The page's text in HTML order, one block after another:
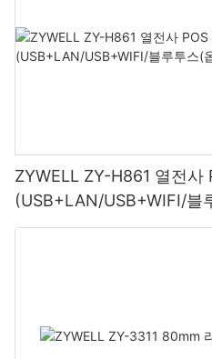
ZYWELL ZY-H861 열전사
(USB+LAN/USB+WIFI/블